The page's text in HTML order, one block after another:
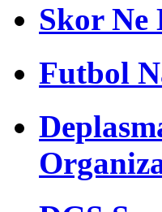
Skor Ne
Futbol